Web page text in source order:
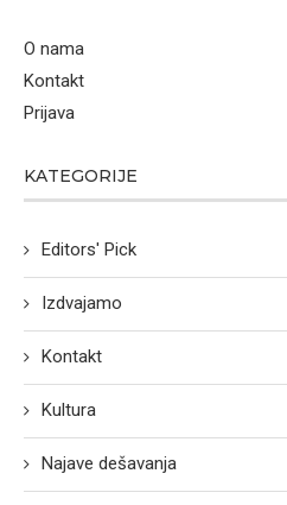
O nama
Kontakt
Prijava
KATEGORIJE
Editors' Pick
Izdvajamo
Kontakt
Kultura
Najave dešavanja